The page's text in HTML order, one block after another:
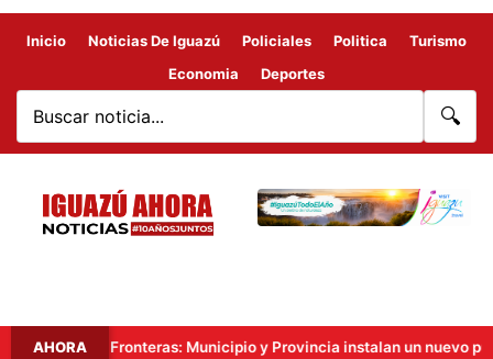
Inicio Noticias De Iguazú Policiales Politica
Turismo
Economia
Deportes
🔍
AHORA
Hito Tres Fronteras: Municipio y Provincia instalan un nuevo